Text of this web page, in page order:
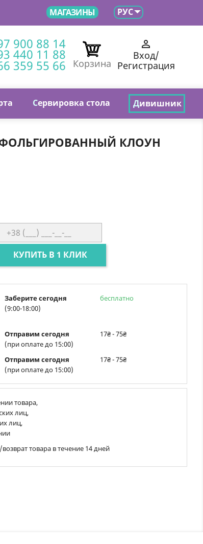
МАГАЗИНЫ РУС
Сервировка стола Дивишник
900 88 14
440 11 88
359 55 66 Корзина

Вход/
Регистрация
КЛОУН
КУПИТЬ В 1 КЛИК
Заберите сегодня
(9:00-18:00)
бесплатно
Отправим сегодня
(при оплате до 15:00)
17₴ - 75₴
Отправим сегодня
(при оплате до 15:00)
17₴ - 75₴
товара,
лиц,
лиц,
товара в течение 14 дней